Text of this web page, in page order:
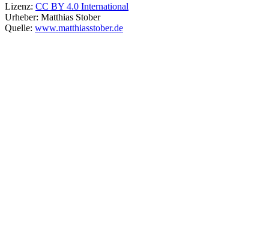
Lizenz: CC BY 4.0 International
Urheber: Matthias Stober
Quelle: www.matthiasstober.de